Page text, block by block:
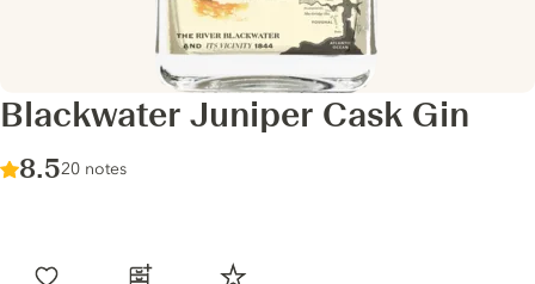
Blackwater Juniper Cask Gin
Score :
8.5/ 10
20 notes